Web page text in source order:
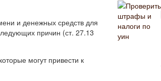
и денежных средств для
причин (ст. 27.13
могут привести к